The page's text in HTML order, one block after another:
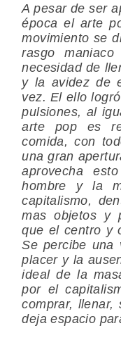
A pesar de ser
época el arte
movimiento se
rasgo
necesidad de
y la avidez de
vez. El ello
pulsiones, al
arte pop es
comida, con
una gran
aprovecha
hombre y la
capitalismo,
mas objetos y
que el centro y
Se percibe una
placer y la
ideal de la
por el
comprar, llenar,
deja espacio